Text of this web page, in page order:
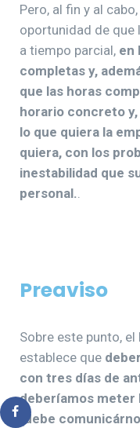
Pero, al fin y al
oportunidad de
a tiempo parcial, en
completas y,
que las horas
horario concreto
lo que quiera la
quiera, con los
inestabilidad que
personal.
Preaviso
Sobre este punto,
establece que
con tres días de
deberíamos meter
(debe